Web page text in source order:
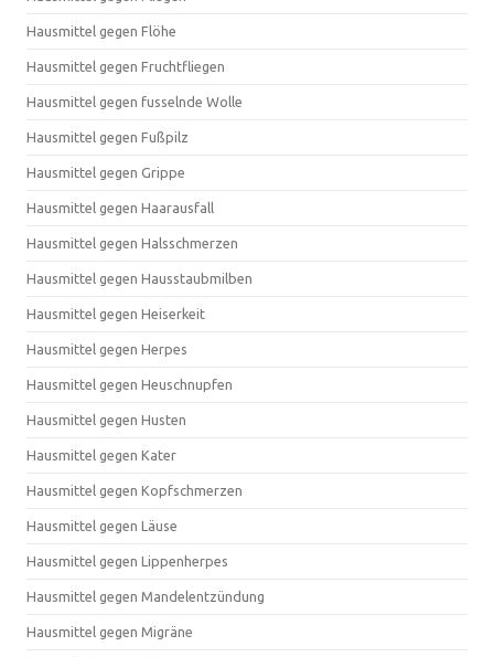
Hausmittel gegen Flöhe
Hausmittel gegen Fruchtfliegen
Hausmittel gegen fusselnde Wolle
Hausmittel gegen Fußpilz
Hausmittel gegen Grippe
Hausmittel gegen Haarausfall
Hausmittel gegen Halsschmerzen
Hausmittel gegen Hausstaubmilben
Hausmittel gegen Heiserkeit
Hausmittel gegen Herpes
Hausmittel gegen Heuschnupfen
Hausmittel gegen Husten
Hausmittel gegen Kater
Hausmittel gegen Kopfschmerzen
Hausmittel gegen Läuse
Hausmittel gegen Lippenherpes
Hausmittel gegen Mandelentzündung
Hausmittel gegen Migräne